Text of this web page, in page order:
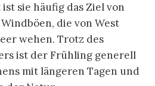
sie häufig das Ziel von
die von West
wehen. Trotz des
ist der Frühling generell
mit längeren Tagen und